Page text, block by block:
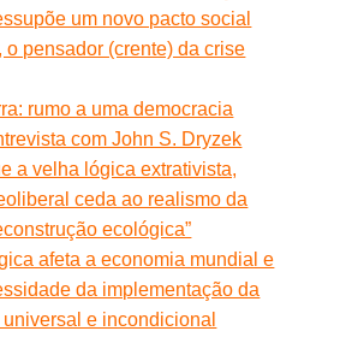
um novo pacto social
o pensador (crente) da crise
rumo a uma democracia
com John S. Dryzek
a velha lógica extrativista,
ceda ao realismo da
ecológica”
afeta a economia mundial e
da implementação da
e incondicional